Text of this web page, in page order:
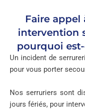
Faire appel
intervention
pourquoi
Un incident de
pour vous porter
Nos serruriers sont
jours fériés, pour